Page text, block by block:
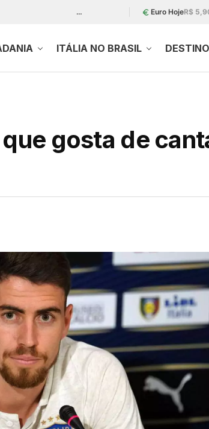
… Euro HojeR$
ITÁLIA NO BRASIL
gosta de